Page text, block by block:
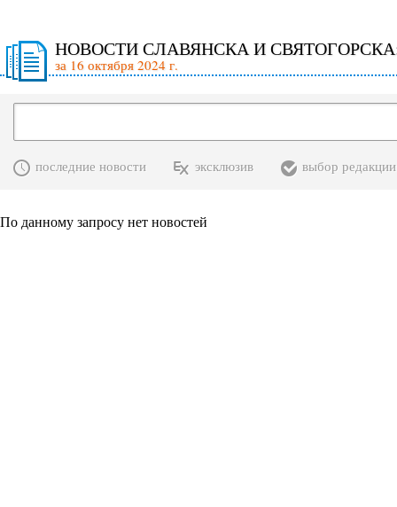
НОВОСТИ СЛАВЯНСКА И
за 16 октября 2024 г.
последние новости эксклюзив выбор редакции
По данному запросу нет новостей